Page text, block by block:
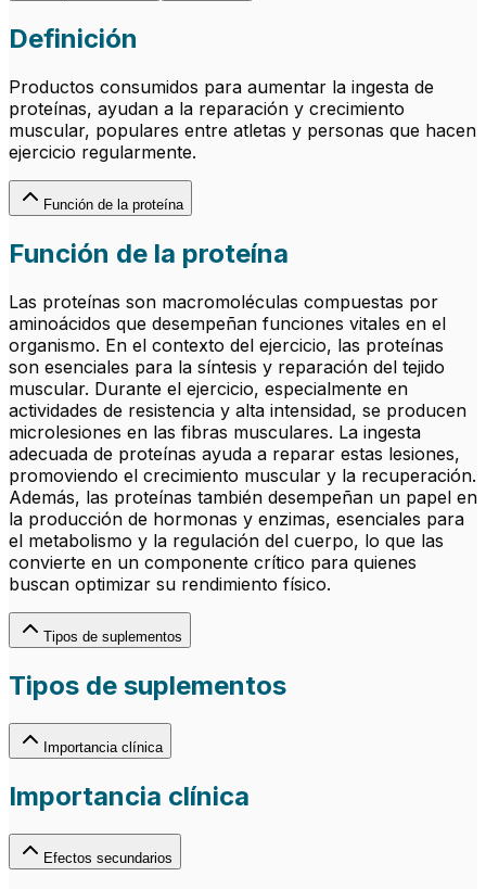
Definición
Productos consumidos para aumentar la ingesta de
proteínas, ayudan a la reparación y crecimiento
muscular, populares entre atletas y personas que hacen
ejercicio regularmente.
Función de la proteína
Función de la proteína
Las proteínas son macromoléculas compuestas por
aminoácidos que desempeñan funciones vitales en el
organismo. En el contexto del ejercicio, las proteínas
son esenciales para la síntesis y reparación del tejido
muscular. Durante el ejercicio, especialmente en
actividades de resistencia y alta intensidad, se producen
microlesiones en las fibras musculares. La ingesta
adecuada de proteínas ayuda a reparar estas lesiones,
promoviendo el crecimiento muscular y la recuperación.
Además, las proteínas también desempeñan un papel en
la producción de hormonas y enzimas, esenciales para
el metabolismo y la regulación del cuerpo, lo que las
convierte en un componente crítico para quienes
buscan optimizar su rendimiento físico.
Tipos de suplementos
Tipos de suplementos
Importancia clínica
Importancia clínica
Efectos secundarios